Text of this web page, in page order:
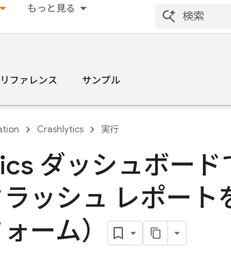
もっと見る
リファレンス サンプル
Crashlytics 実行
ダッシュボード
ラッシュ レポー
ーム）